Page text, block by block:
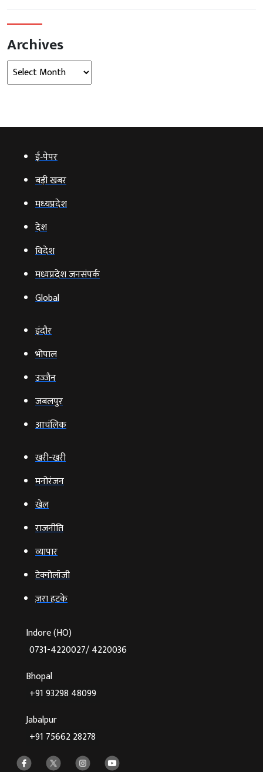
Archives
Archives
ई‑पेपर
बड़ी खबर
मध्‍यप्रदेश
देश
विदेश
मध्यप्रदेश जनसंपर्क
Global
इंदौर
भोपाल
उज्‍जैन
जबलपुर
आचंलिक
खरी-खरी
मनोरंजन
खेल
राजनीति
व्‍यापार
टेक्‍नोलॉजी
ज़रा हटके
Indore (HO)
0731-4220027/ 4220036
Bhopal
+91 93298 48099
Jabalpur
+91 75662 28278